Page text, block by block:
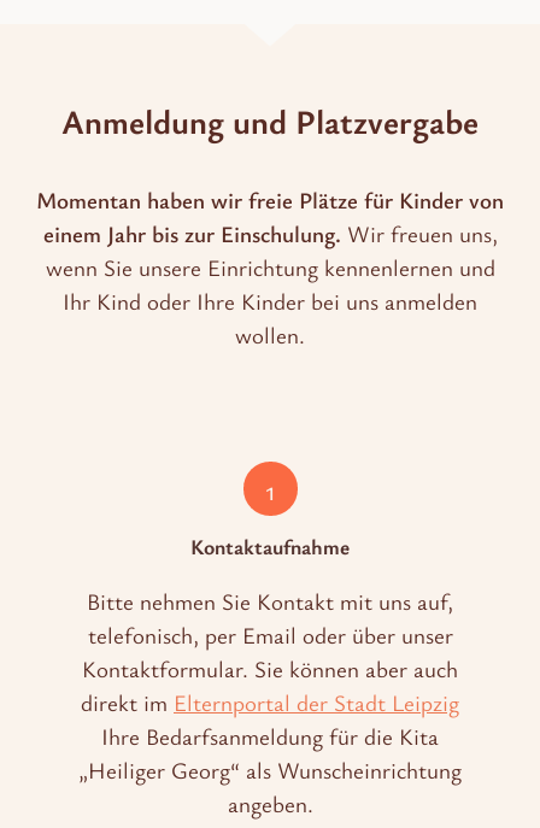
Anmeldung und Platzvergabe
Momentan haben wir freie Plätze für Kinder von
einem Jahr bis zur Einschulung. Wir freuen uns,
wenn Sie unsere Einrichtung kennenlernen und
Ihr Kind oder Ihre Kinder bei uns anmelden
wollen.
1
Kontaktaufnahme
Bitte nehmen Sie Kontakt mit uns auf,
telefonisch, per Email oder über unser
Kontaktformular. Sie können aber auch
direkt im Elternportal der Stadt Leipzig
Ihre Bedarfsanmeldung für die Kita
„Heiliger Georg“ als Wunscheinrichtung
angeben.